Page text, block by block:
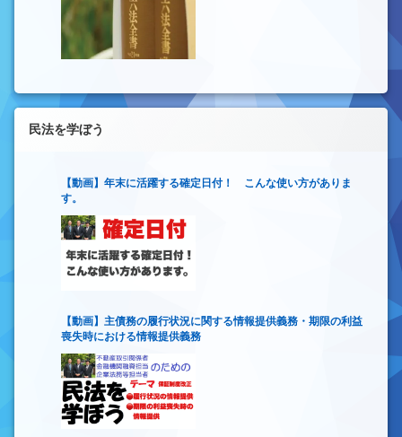
民法を学ぼう
【動画】年末に活躍する確定日付！ こんな使い方がありま
す。
【動画】主債務の履行状況に関する情報提供義務・期限の利益
喪失時における情報提供義務